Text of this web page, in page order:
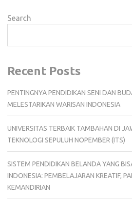
Search
Recent Posts
PENTINGNYA PENDIDIKAN SENI DAN
MELESTARIKAN WARISAN INDONESIA
UNIVERSITAS TERBAIK TAMBAHAN DI
TEKNOLOGI SEPULUH NOPEMBER (ITS)
SISTEM PENDIDIKAN BELANDA YANG
INDONESIA: PEMBELAJARAN KREATIF,
KEMANDIRIAN